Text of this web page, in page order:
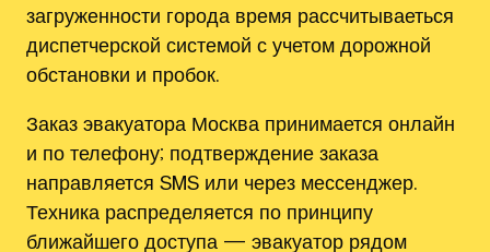
загруженности города время рассчитываеться
диспетчерской системой с учетом дорожной
обстановки и пробок.
Заказ эвакуатора Москва принимается онлайн
и по телефону; подтверждение заказа
направляется SMS или через мессенджер.
Техника распределяется по принципу
ближайшего доступа — эвакуатор рядом